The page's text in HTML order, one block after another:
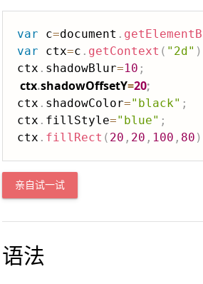
var c=document .
var ctx=c . getContext ( "2d" )
ctx . shadowBlur=10 ;
ctx.shadowOffsetY=20;
ctx . shadowColor="black" ;
ctx . fillStyle="blue" ;
ctx . fillRect ( 20 , 20 , 100 , 80 )
亲自试一试
语法